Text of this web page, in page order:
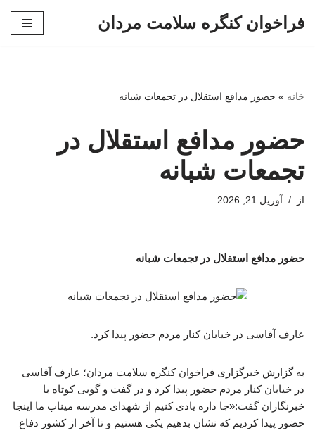
فراخوان کنگره سلامت مردان
خانه » حضور مدافع استقلال در تجمعات شبانه
حضور مدافع استقلال در
تجمعات شبانه
از آوریل 21, 2026
حضور مدافع استقلال در تجمعات شبانه
عارف آقاسی در خیابان کنار مردم حضور پیدا کرد.
به گزارش خبرگزاری فراخوان کنگره سلامت مردان؛ عارف آقاسی
در خیابان کنار مردم حضور پیدا کرد و در گفت و گویی کوتاه با
خبرنگاران گفت:«جا داره یادی کنیم از شهدای مدرسه میناب ما اینجا
حضور پیدا کردیم که نشان بدهیم یکی هستیم و تا آخر از کشور دفاع